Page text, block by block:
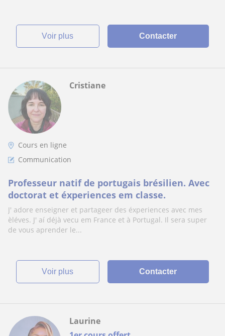
voir plus Contacter
Cristiane
Cours en ligne
Communication
Professeur natif de portugais brésilien. Avec
doctorat et éxperiences em classe.
J' adore enseigner et partageer des éxperiences avec mes
èléves. J' aí déjà vecu em France et à Portugal. Il sera super
de vous aprender le...
voir plus Contacter
Laurine